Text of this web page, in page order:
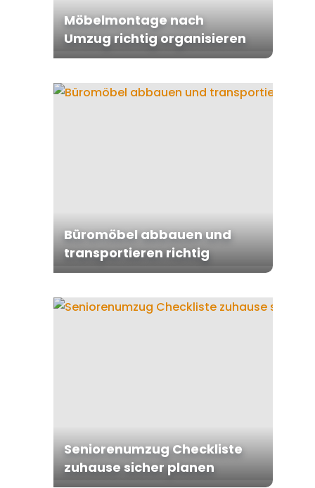
Möbelmontage nach
Umzug richtig organisieren
Büromöbel abbauen und
transportieren richtig
Seniorenumzug Checkliste
zuhause sicher planen